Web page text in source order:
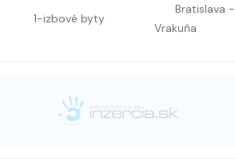
1-izbové byty
Bratislava -
Vrakuňa